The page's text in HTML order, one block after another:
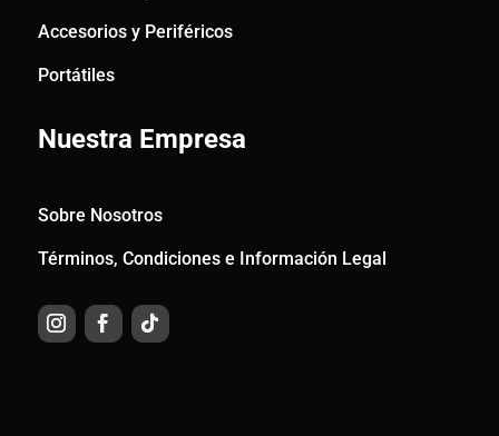
Accesorios y Periféricos
Portátiles
Nuestra Empresa
Sobre Nosotros
Términos, Condiciones e Información Legal